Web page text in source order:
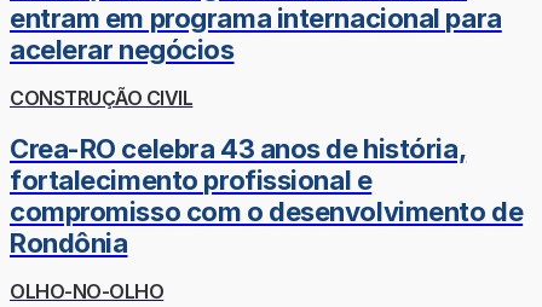
entram em programa internacional para
acelerar negócios
CONSTRUÇÃO CIVIL
Crea-RO celebra 43 anos de história,
fortalecimento profissional e
compromisso com o desenvolvimento de
Rondônia
OLHO-NO-OLHO